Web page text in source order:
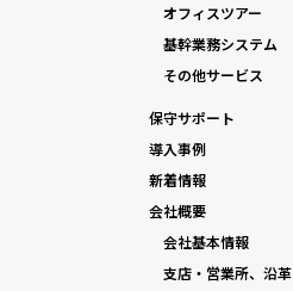
オフィスツアー
基幹業務システム
その他サービス
保守サポート
導入事例
新着情報
会社概要
会社基本情報
支店・営業所、沿革